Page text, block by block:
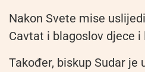
Nakon Svete mise
Cavtat i blagoslov djece i
Također, biskup Sudar je